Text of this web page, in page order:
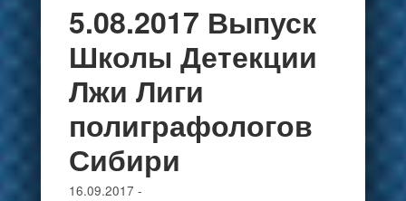
5.08.2017 Выпуск
Школы Детекции
Лжи Лиги
полиграфологов
Сибири
16.09.2017 -